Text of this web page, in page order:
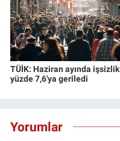
TÜİK: Haziran ayında işsizlik
yüzde 7,6'ya geriledi
Yorumlar
Yerel Yaşam
Canlı Yayın